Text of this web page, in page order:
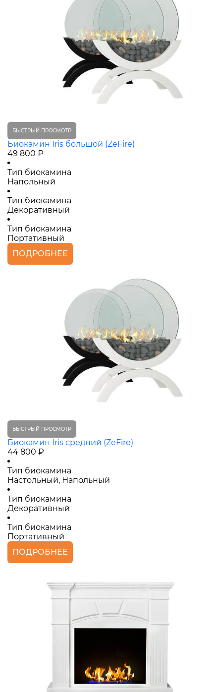
БЫСТРЫЙ ПРОСМОТР
Биокамин Iris большой (ZeFire)
49 800 ₽
Тип биокамина
Напольный
Тип биокамина
Декоративный
Тип биокамина
Портативный
ПОДРОБНЕЕ
БЫСТРЫЙ ПРОСМОТР
Биокамин Iris средний (ZeFire)
44 800 ₽
Тип биокамина
Настольный, Напольный
Тип биокамина
Декоративный
Тип биокамина
Портативный
ПОДРОБНЕЕ